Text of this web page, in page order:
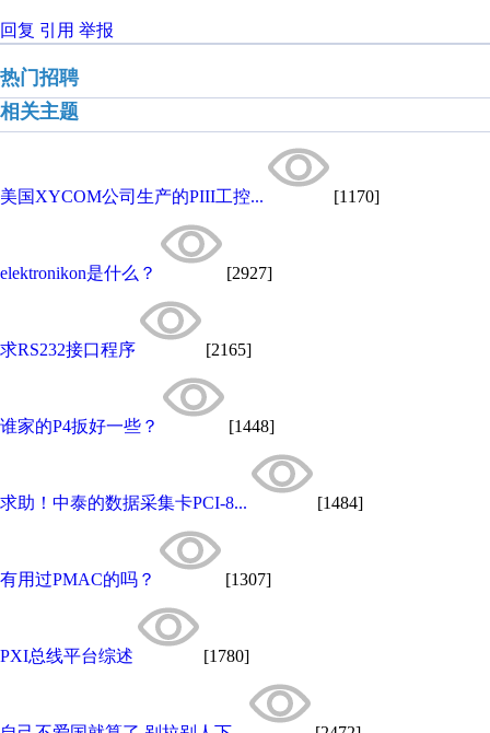
回复 引用 举报
热门招聘
相关主题
美国XYCOM公司生产的PIII工控... [1170]
elektronikon是什么？ [2927]
求RS232接口程序 [2165]
谁家的P4扳好一些？ [1448]
求助！中泰的数据采集卡PCI-8... [1484]
有用过PMAC的吗？ [1307]
PXI总线平台综述 [1780]